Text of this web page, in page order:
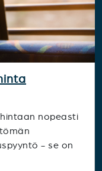
nopeasti
- se on